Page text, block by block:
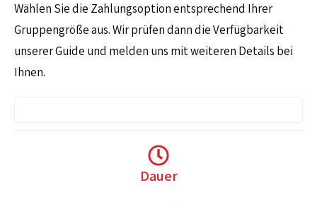
Wählen Sie die Zahlungsoption entsprechend Ihrer
Gruppengröße aus. Wir prüfen dann die Verfügbarkeit
unserer Guide und melden uns mit weiteren Details bei
Ihnen.
Dauer